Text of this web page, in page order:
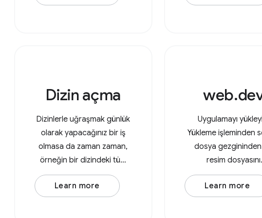
Dizin açma
Dizinlerle uğraşmak günlük
olarak yapacağınız bir iş
olmasa da zaman zaman,
örneğin bir dizindeki tüm
resimleri işlemek
istediğinizde bu tür bir
Learn more
Uygulamayı
Yükleme işleminden
dosya
resim dosyasını
uygulamayla
deneyin.
Learn more